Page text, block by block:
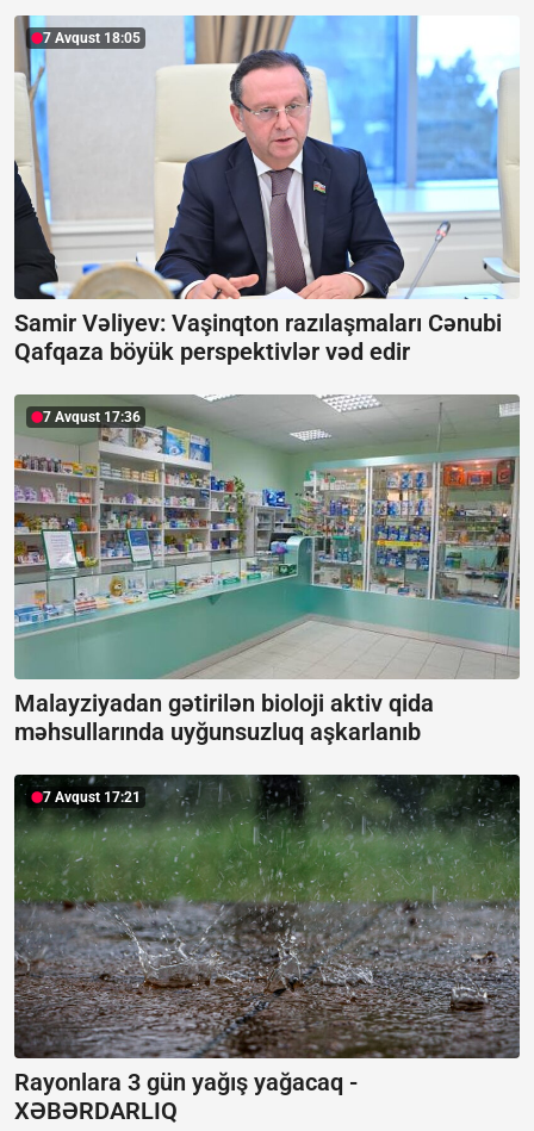
7 Avqust 18:05
Samir Vəliyev: Vaşinqton razılaşmaları Cənubi
Qafqaza böyük perspektivlər vəd edir
7 Avqust 17:36
Malayziyadan gətirilən bioloji aktiv qida
məhsullarında uyğunsuzluq aşkarlanıb
7 Avqust 17:21
Rayonlara 3 gün yağış yağacaq -
XƏBƏRDARLIQ